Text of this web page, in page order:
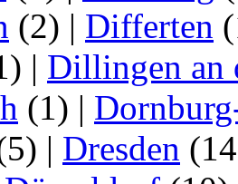
(2) | Differten
| Dillingen an
(1) |
| Dresden